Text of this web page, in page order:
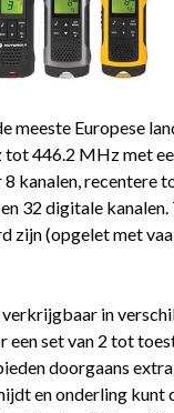
meeste Europese
446.2 MHz met
kanalen, recentere
32 digitale
zijn (opgelet met
in
een set van 2 tot
doorgaans
en onderling kunt